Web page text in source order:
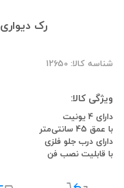
رک دیواری 4 یونیت آلفا عمق 45
شناسه کالا: 12650
ویژگی کالا:
دارای 4 یونیت
با عمق 45 سانتی‌متر
دارای درب جلو فلزی
با قابلیت نصب فن